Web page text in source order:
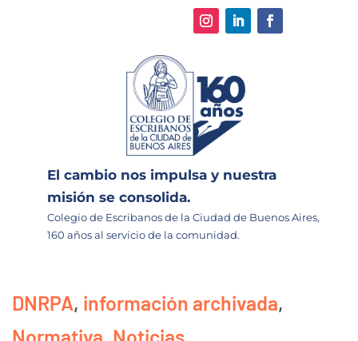
El cambio nos impulsa y nuestra
misión se consolida.
Colegio de Escribanos de la Ciudad de Buenos Aires,
160 años al servicio de la comunidad.
DNRPA, información archivada,
Normativa, Noticias